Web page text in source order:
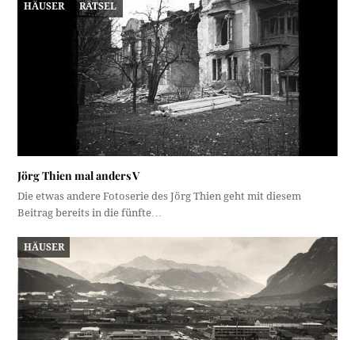
HÄUSER RÄTSEL
Jörg Thien mal anders V
Die etwas andere Fotoserie des Jörg Thien geht mit diesem
Beitrag bereits in die fünfte…
HÄUSER